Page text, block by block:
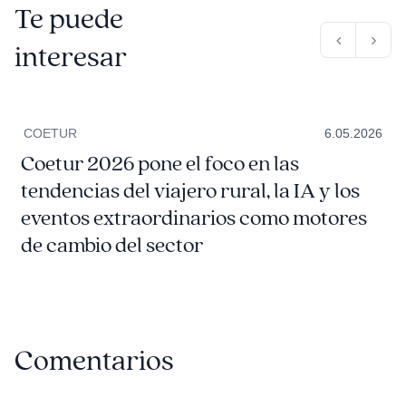
Te puede
interesar
COETUR 6.05.2026
Coetur 2026 pone el foco en las
tendencias del viajero rural, la IA y los
eventos extraordinarios como motores
de cambio del sector
Comentarios